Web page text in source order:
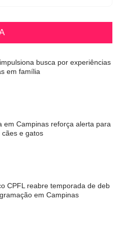
busca por experiências
em família
em Campinas reforça alerta para
e gatos
CPFL reabre temporada de deb
em Campinas